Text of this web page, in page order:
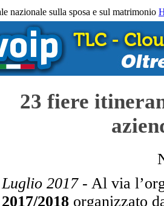
nazionale sulla sposa e sul matrimonio
23 fiere
Luglio 2017- Al via
2017/2018 organizzato